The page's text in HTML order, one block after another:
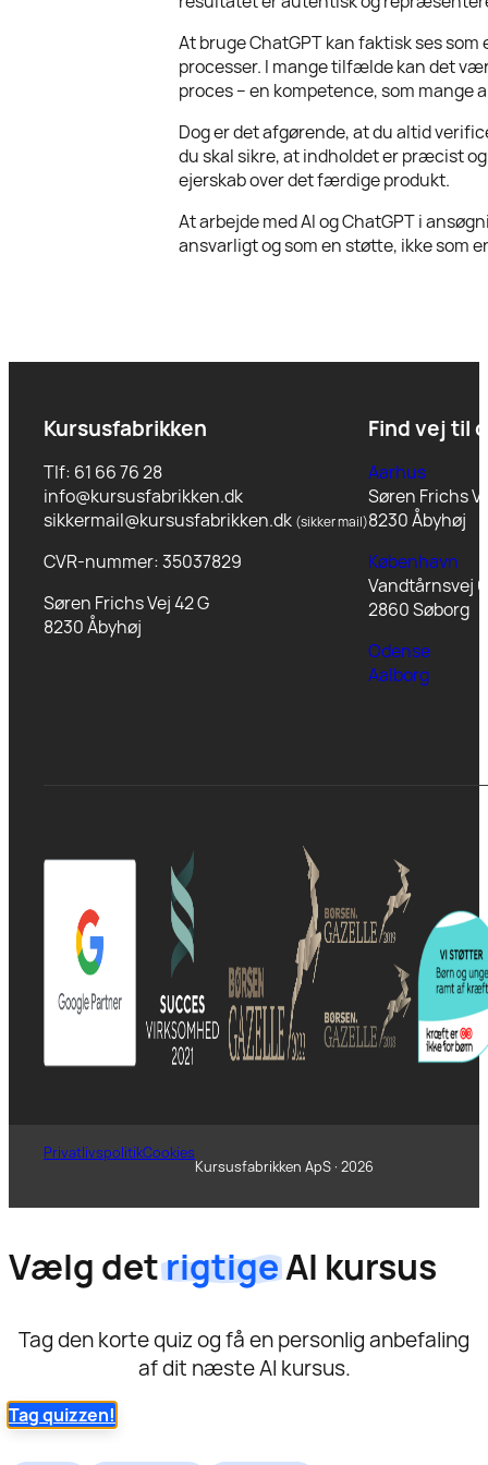
At bruge ChatGPT kan faktisk ses
processer. I mange tilfælde kan det
proces – en kompetence, som mange
Dog er det afgørende, at du altid
du skal sikre, at indholdet er præcist
ejerskab over det færdige produkt.
At arbejde med AI og ChatGPT i
ansvarligt og som en støtte, ikke som
Kursusfabrikken
Tlf: 61 66 76 28
info@kursusfabrikken.dk
sikkermail@kursusfabrikken.dk (sikker mail)
CVR-nummer: 35037829
Søren Frichs Vej 42 G
8230 Åbyhøj
Find vej til
Aarhus
Søren Frichs
8230 Åbyhøj
København
Vandtårnsvej
2860 Søborg
Odense
Aalborg
PrivatlivspolitikCookies
Kursusfabrikken ApS · 2026
Vælg detrigtigeAI kursus
Tag den korte quiz og få en personlig anbefaling
af dit næste AI kursus.
Tag quizzen!